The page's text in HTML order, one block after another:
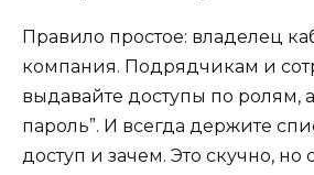
Правило простое: владелец
компания. Подрядчикам и
выдавайте доступы по ролям,
пароль”. И всегда держите
доступ и зачем. Это скучно, но